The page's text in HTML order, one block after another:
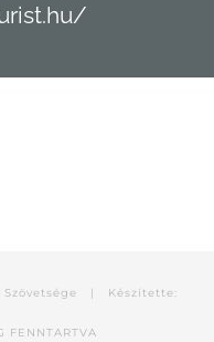
Szövetsége | Készítette: